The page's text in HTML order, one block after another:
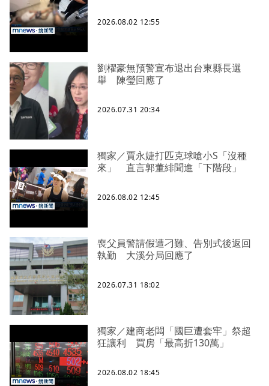
2026.08.02 12:55
劉櫂豪無預警宣布退出台東縣長選
舉 陳瑩回應了
2026.07.31 20:34
獨家／賈永婕打匹克球嗆小S「沒種
來」 直言郭董緋聞進「下階段」
2026.08.02 12:45
喪父員警請假遭刁難、告別式後返回
執勤 大溪分局回應了
2026.07.31 18:02
獨家／建商老闆「國巨遭套牢」祭超
狂讓利 買房「最高折130萬」
2026.08.02 18:45